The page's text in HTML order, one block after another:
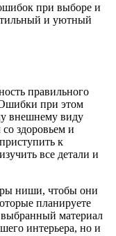
при выборе и
и уютный
правильного
при этом
внешнему виду
здоровьем и
к
все детали и
ниши, чтобы они
планируете
выбранный материал
интерьера, но и